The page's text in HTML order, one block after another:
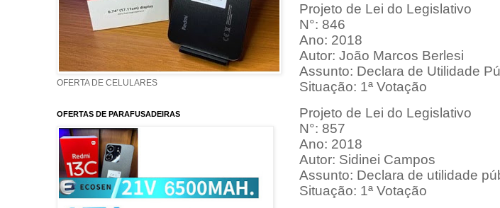
Projeto de Lei do Legislativo
N°: 846
Ano: 2018
Autor: João Marcos Berlesi
Assunto: Declara de Utilidade
Situação: 1ª Votação
Projeto de Lei do Legislativo
N°: 857
Ano: 2018
Autor: Sidinei Campos
Assunto: Declara de utilidade
Situação: 1ª Votação
OFERTA DE CELULARES
OFERTAS DE PARAFUSADEIRAS